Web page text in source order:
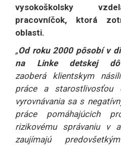
vysokoškolsky
pracovníčok, ktorá
oblasti.
„Od roku 2000 pôsobí v
na Linke detskej
zaoberá klientskym
práce a
vyrovnávania sa s
práce pomáhajúcich
rizikovému správaniu v
zaujímajú